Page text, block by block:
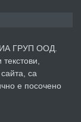
преди 1 година
ГРУП ООД.
са
е посочено